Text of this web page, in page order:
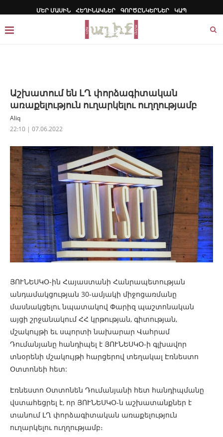
ՄԵՐ ՄԱՍԻՆ ՀԵՂԻՆԱԿՆԵՐ ԳՈՐԾԸՆԿԵՐՆԵՐ ԿԱՊ
Աշխատում են ԼՂ փորձագիտական
առաքելություն ուղարկելու ուղղությամբ
Aliq
22:10 | 07.06.2022
ՅՈՒՆԵՍԿՕ-ին Հայաստանի Հանրապետության
անդամակցության 30-ամյակի միջոցառմանը
մասնակցելու նպատակով Փարիզ պաշտոնական
այցի շրջանակում ՀՀ կրթության, գիտության,
մշակույթի եւ սպորտի նախարար Վահրամ
Դումանյանը հանդիպել է ՅՈՒՆԵՍԿՕ-ի գլխավոր
տնօրենի մշակույթի հարցերով տեղակալ Էռնեստո
Օտտոնեի հետ:
Էռնեստո Օտտոնեն Դումանյանի հետ հանդիպմանը
վստահեցրել է, որ ՅՈՒՆԵՍԿՕ-ն աշխատանքներ է
տանում ԼՂ փորձագիտական առաքելություն
ուղարկելու ուղղությամբ։